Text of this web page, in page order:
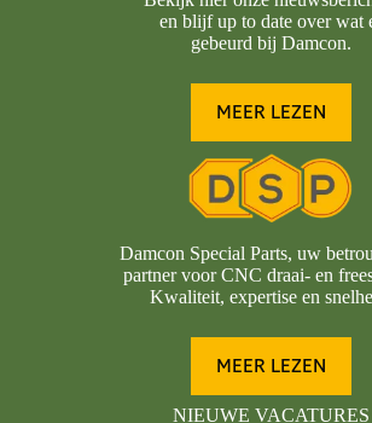
en blijf up to date over wat
gebeurd bij Damcon.
MEER LEZEN
Damcon Special Parts, uw
partner voor CNC draai- en
Kwaliteit, expertise en
MEER LEZEN
NIEUWE VACATURES